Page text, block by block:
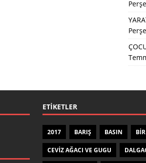
ETIKETLER
2017 BARIŞ BASIN
CEVIZ AĞACI VE GUGU